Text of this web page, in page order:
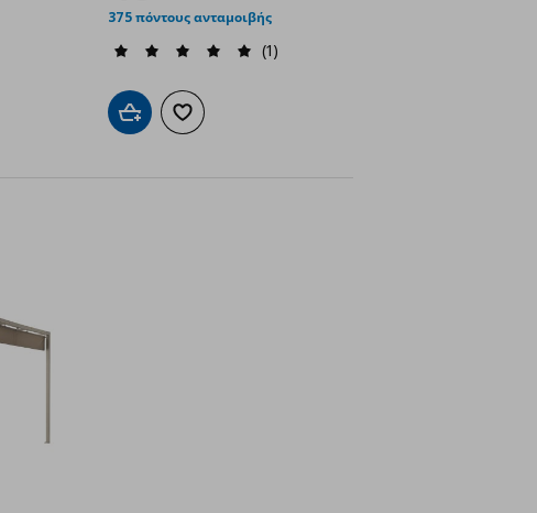
375 πόντους ανταμοιβής
(1)
Προσθήκη στο καλάθι
Προσθήκη στα αγαπημένα